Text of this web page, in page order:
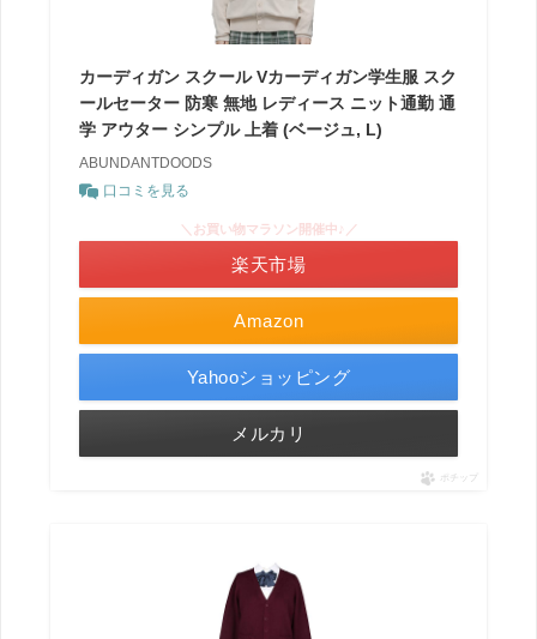
カーディガン スクール Vカーディガン学生服 スク
ールセーター 防寒 無地 レディース ニット通勤 通
学 アウター シンプル 上着 (ベージュ, L)
ABUNDANTDOODS
口コミを見る
Amazon
＼お買い物マラソン開催中♪／
楽天市場
Yahooショッピング
メルカリ
ポチップ